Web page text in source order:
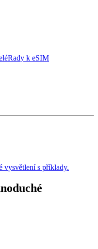
Rady k eSIM
vysvětlení s příklady.